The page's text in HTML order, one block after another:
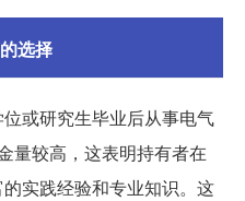
选择
或研究生毕业后从事电气
量较高，这表明持有者在
实践经验和专业知识。这